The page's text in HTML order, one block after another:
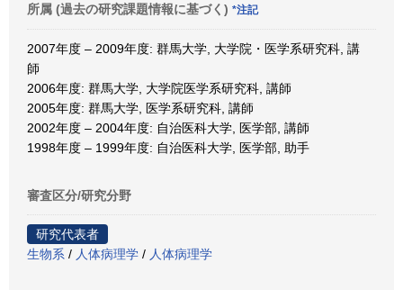
所属 (過去の研究課題情報に基づく) *注記
2007年度 – 2009年度: 群馬大学, 大学院・医学系研究科, 講
師
2006年度: 群馬大学, 大学院医学系研究科, 講師
2005年度: 群馬大学, 医学系研究科, 講師
2002年度 – 2004年度: 自治医科大学, 医学部, 講師
1998年度 – 1999年度: 自治医科大学, 医学部, 助手
審査区分/研究分野
研究代表者
生物系 / 人体病理学 / 人体病理学